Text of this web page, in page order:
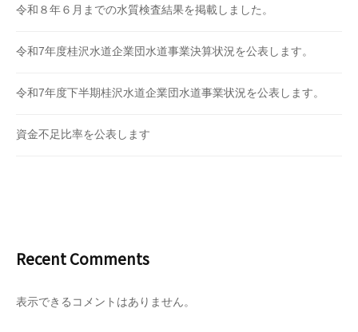
令和８年６月までの水質検査結果を掲載しました。
令和7年度桂沢水道企業団水道事業決算状況を公表します。
令和7年度下半期桂沢水道企業団水道事業状況を公表します。
資金不足比率を公表します
Recent Comments
表示できるコメントはありません。